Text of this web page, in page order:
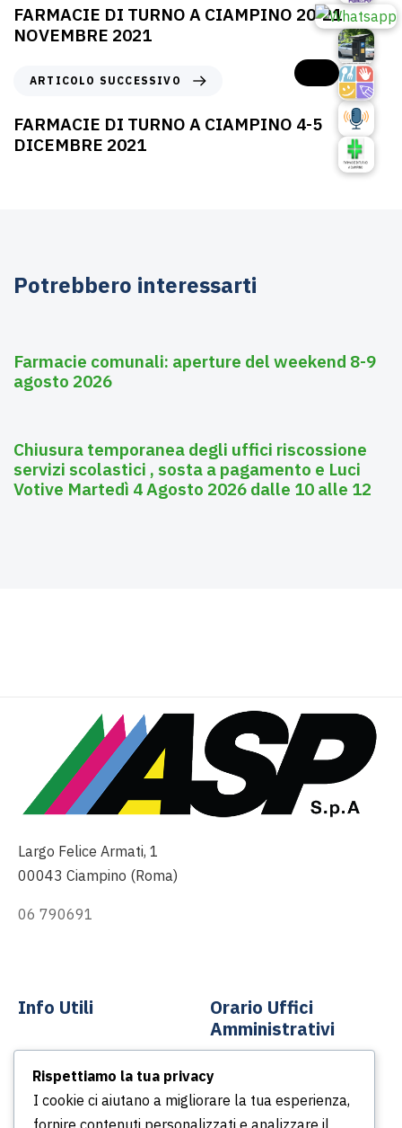
FARMACIE DI TURNO A CIAMPINO 20-21
NOVEMBRE 2021
ARTICOLO SUCCESSIVO
FARMACIE DI TURNO A CIAMPINO 4-5
DICEMBRE 2021
Potrebbero interessarti
Farmacie comunali: aperture del weekend 8-9
agosto 2026
Chiusura temporanea degli uffici riscossione
servizi scolastici , sosta a pagamento e Luci
Votive Martedì 4 Agosto 2026 dalle 10 alle 12
Largo Felice Armati, 1
00043 Ciampino (Roma)
06 790691
Info Utili
News
Podcast
Orario Uffici
Amministrativi
Dal lunedì al venerdì
Dalle ore 8.30 alle ore
Rispettiamo la tua privacy
I cookie ci aiutano a migliorare la tua esperienza,
fornire contenuti personalizzati e analizzare il